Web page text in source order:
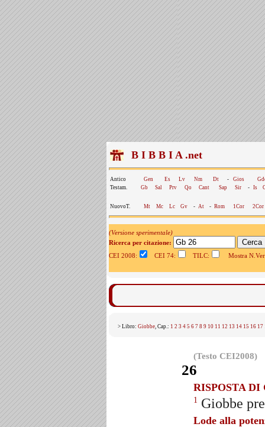
B I B B I A .net
Antico Gen Es Lv Nm Dt - Gios
Testam.
Gb Sal Prv Qo Cant Sap Sir - Is
NuovoT. Mt Mc Lc Gv - At - Rom 1Cor 2Cor
(Versione sperimentale)
Ricerca per citazione:
CEI 2008:
CEI 74: TILC: Mostra
> Libro: Giobbe, Cap.: 1 2 3 4 5 6 7 8 9 10 11 12 13 14 15 16 17
(Testo CEI2008)
26
RISPOSTA
1 Giobbe
Lode alla